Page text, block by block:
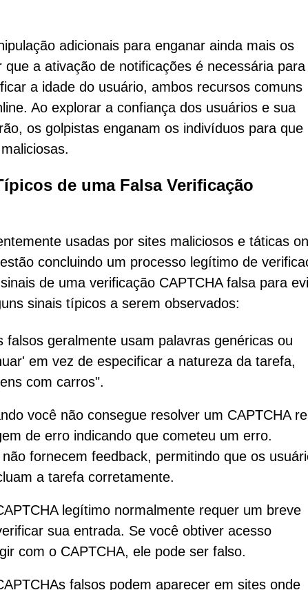
adicionais para enganar ainda mais os
a ativação de notificações é necessária para
a idade do usuário, ambos recursos comuns
Ao explorar a confiança dos usuários e sua
os golpistas enganam os indivíduos para que
de uma Falsa Verificação
usadas por sites maliciosos e táticas
concluindo um processo legítimo de
de uma verificação CAPTCHA falsa para
sinais típicos a serem observados:
falsos geralmente usam palavras genéricas ou
em vez de especificar a natureza da tarefa,
com carros".
você não consegue resolver um CAPTCHA
de erro indicando que cometeu um erro.
fornecem feedback, permitindo que os
a tarefa corretamente.
legítimo normalmente requer um breve
sua entrada. Se você obtiver acesso
com o CAPTCHA, ele pode ser falso.
falsos podem aparecer em sites onde